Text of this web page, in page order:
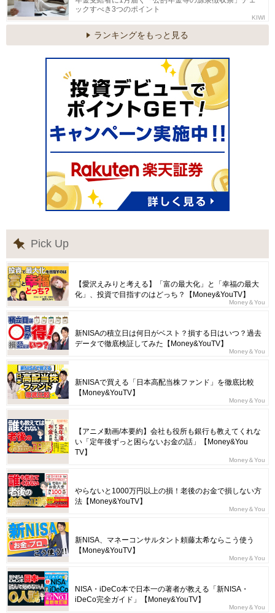
ックすべき3つのポイント
KIWI
ランキングをもっと見る
Pick Up
【愛沢えみりと考える】「富の最大化」と「幸福の最大
化」、投資で目指すのはどっち？【Money&YouTV】
Money＆You
新NISAの積立日は何日がベスト？損する日はいつ？過去
データで徹底検証してみた【Money&YouTV】
Money＆You
新NISAで買える「日本高配当株ファンド」を徹底比較
【Money&YouTV】
Money＆You
【アニメ動画/本要約】会社も役所も銀行も教えてくれな
い「定年後ずっと困らないお金の話」【Money&You
TV】
Money＆You
やらないと1000万円以上の損！老後のお金で損しない方
法【Money&YouTV】
Money＆You
新NISA、マネーコンサルタント頼藤太希ならこう使う
【Money&YouTV】
Money＆You
NISA・iDeCo本で日本一の著者が教える「新NISA・
iDeCo完全ガイド」【Money&YouTV】
Money＆You